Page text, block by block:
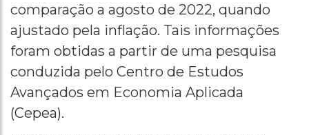
comparação a agosto de 2022, quando
ajustado pela inflação. Tais informações
foram obtidas a partir de uma pesquisa
conduzida pelo Centro de Estudos
Avançados em Economia Aplicada
(Cepea).